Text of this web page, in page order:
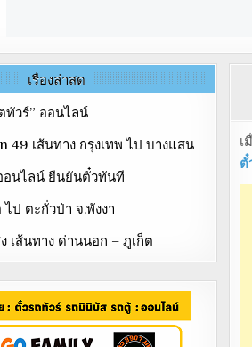
เ
ตั๋
เรื่องล่าสุด
ทัวร์” ออนไลน์
49 เส้นทาง กรุงเทพ ไป บางแสน
อนไลน์ ยืนยันตั๋วทันที
ไป ตะกั่วป่า จ.พังงา
เส้นทาง ด่านนอก – ภูเก็ต